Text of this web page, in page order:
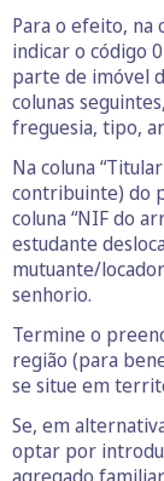
Para o efeito, na
indicar o código
parte de imóvel
colunas
freguesia, tipo,
Na coluna
contribuinte) do
coluna “NIF do
estudante
mutuante/
senhorio.
Termine o
região (para
se situe em
Se, em
optar por